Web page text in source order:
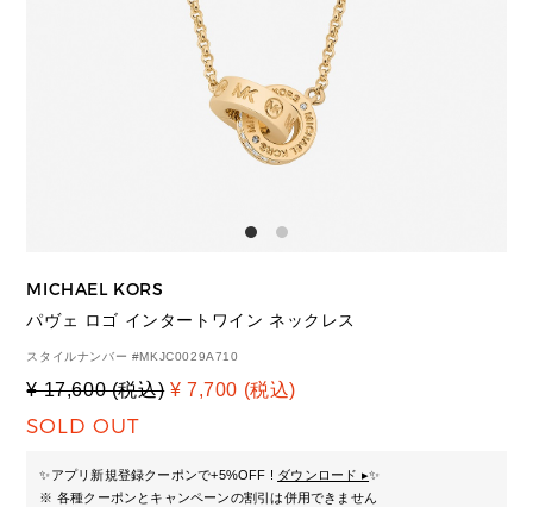
MICHAEL KORS
パヴェ ロゴ インタートワイン ネックレス
スタイルナンバー #MKJC0029A710
¥ 17,600 (税込) ¥ 7,700 (税込)
SOLD OUT
✨アプリ新規登録クーポンで+5%OFF ! ダウンロード ▸✨
※ 各種クーポンとキャンペーンの割引は併用できません